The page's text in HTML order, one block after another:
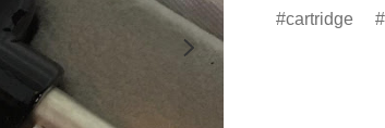
cartridge